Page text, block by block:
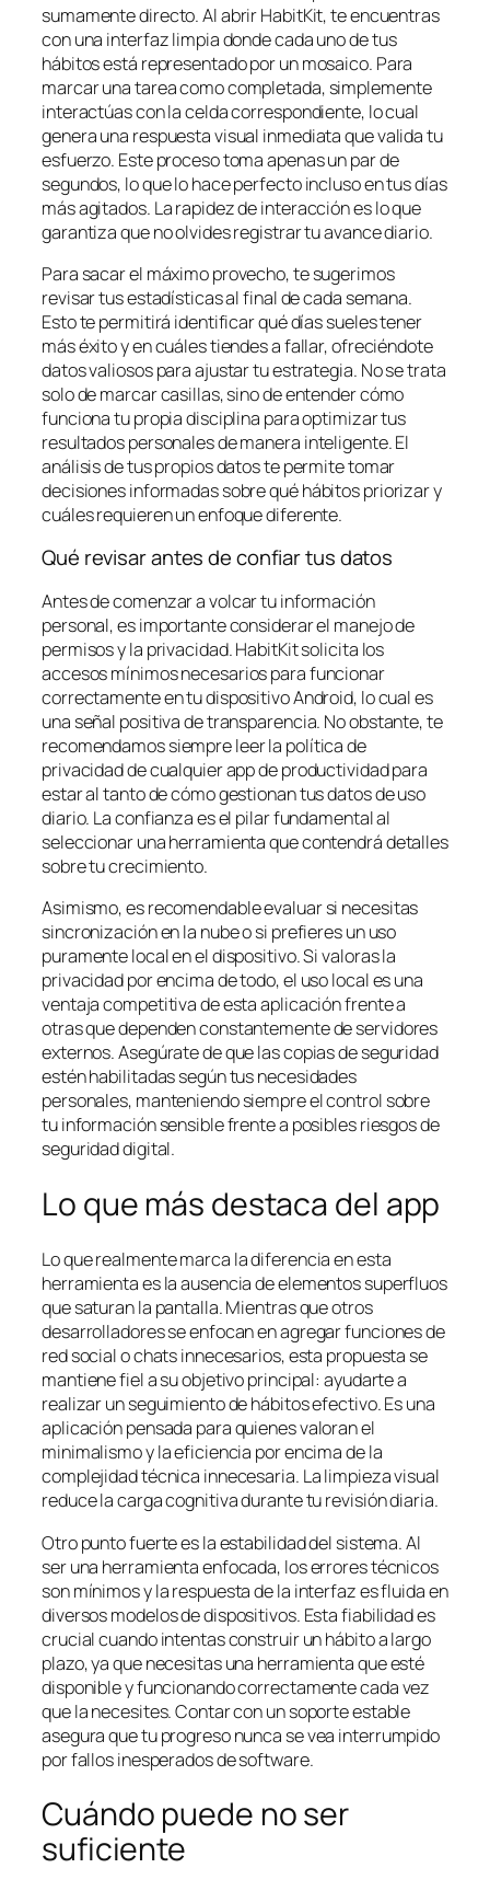
sumamente directo. Al abrir HabitKit, te encuentras
con una interfaz limpia donde cada uno de tus
hábitos está representado por un mosaico. Para
marcar una tarea como completada, simplemente
interactúas con la celda correspondiente, lo cual
genera una respuesta visual inmediata que valida tu
esfuerzo. Este proceso toma apenas un par de
segundos, lo que lo hace perfecto incluso en tus días
más agitados. La rapidez de interacción es lo que
garantiza que no olvides registrar tu avance diario.
Para sacar el máximo provecho, te sugerimos
revisar tus estadísticas al final de cada semana.
Esto te permitirá identificar qué días sueles tener
más éxito y en cuáles tiendes a fallar, ofreciéndote
datos valiosos para ajustar tu estrategia. No se trata
solo de marcar casillas, sino de entender cómo
funciona tu propia disciplina para optimizar tus
resultados personales de manera inteligente. El
análisis de tus propios datos te permite tomar
decisiones informadas sobre qué hábitos priorizar y
cuáles requieren un enfoque diferente.
Qué revisar antes de confiar tus datos
Antes de comenzar a volcar tu información
personal, es importante considerar el manejo de
permisos y la privacidad. HabitKit solicita los
accesos mínimos necesarios para funcionar
correctamente en tu dispositivo Android, lo cual es
una señal positiva de transparencia. No obstante, te
recomendamos siempre leer la política de
privacidad de cualquier app de productividad para
estar al tanto de cómo gestionan tus datos de uso
diario. La confianza es el pilar fundamental al
seleccionar una herramienta que contendrá detalles
sobre tu crecimiento.
Asimismo, es recomendable evaluar si necesitas
sincronización en la nube o si prefieres un uso
puramente local en el dispositivo. Si valoras la
privacidad por encima de todo, el uso local es una
ventaja competitiva de esta aplicación frente a
otras que dependen constantemente de servidores
externos. Asegúrate de que las copias de seguridad
estén habilitadas según tus necesidades
personales, manteniendo siempre el control sobre
tu información sensible frente a posibles riesgos de
seguridad digital.
Lo que más destaca del app
Lo que realmente marca la diferencia en esta
herramienta es la ausencia de elementos superfluos
que saturan la pantalla. Mientras que otros
desarrolladores se enfocan en agregar funciones de
red social o chats innecesarios, esta propuesta se
mantiene fiel a su objetivo principal: ayudarte a
realizar un seguimiento de hábitos efectivo. Es una
aplicación pensada para quienes valoran el
minimalismo y la eficiencia por encima de la
complejidad técnica innecesaria. La limpieza visual
reduce la carga cognitiva durante tu revisión diaria.
Otro punto fuerte es la estabilidad del sistema. Al
ser una herramienta enfocada, los errores técnicos
son mínimos y la respuesta de la interfaz es fluida en
diversos modelos de dispositivos. Esta fiabilidad es
crucial cuando intentas construir un hábito a largo
plazo, ya que necesitas una herramienta que esté
disponible y funcionando correctamente cada vez
que la necesites. Contar con un soporte estable
asegura que tu progreso nunca se vea interrumpido
por fallos inesperados de software.
Cuándo puede no ser
suficiente